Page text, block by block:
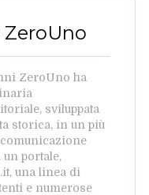
ZeroUno
ZeroUno ha
sviluppata
storica, in un più
portale,
una linea di
e numerose